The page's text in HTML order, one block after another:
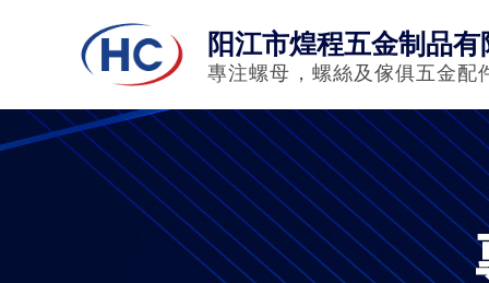
阳江市煌程五金制品有
專注螺母，螺絲及傢俱五金配